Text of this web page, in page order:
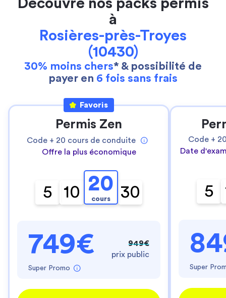
Découvre nos packs permis
à
Rosières-près-Troyes
(10430)
30% moins chers* & possibilité de
payer en 6 fois sans frais
Favoris
Permis Zen
Code + 20 cours de conduite
Offre la plus économique
5 10 20
cours 30
749€
Super Promo
949€
prix public
Code +
Date
5
Super